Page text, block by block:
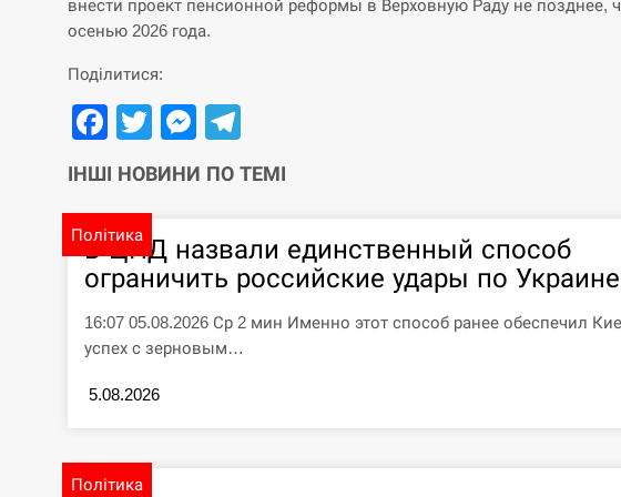
внести проект пенсионной реформы в Верховную Раду не позднее,
осенью 2026 года.
Поділитися:
Facebook
TwitterMessenger
ІНШІ НОВИНИ ПО ТЕМІ
Політика
В ЦПД назвали единственный способ
ограничить российские удары по Украине
16:07 05.08.2026 Ср 2 мин Именно этот способ ранее обеспечил
успех с зерновым…
5.08.2026
Політика